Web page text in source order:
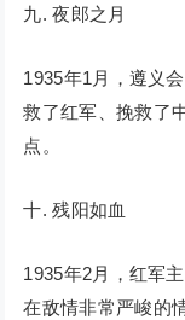
九. 夜郎之月
1935年1月，遵义
救了红军、挽救了
点。
十. 残阳如血
1935年2月，红军
在敌情非常严峻的